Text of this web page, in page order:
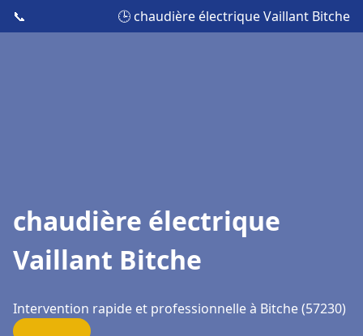
📞 🕒 chaudière électrique Vaillant Bitche
chaudière électrique
Vaillant Bitche
Intervention rapide et professionnelle à Bitche (57230)